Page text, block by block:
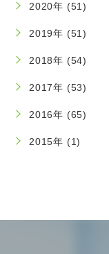
2020年 (51)
2019年 (51)
2018年 (54)
2017年 (53)
2016年 (65)
2015年 (1)